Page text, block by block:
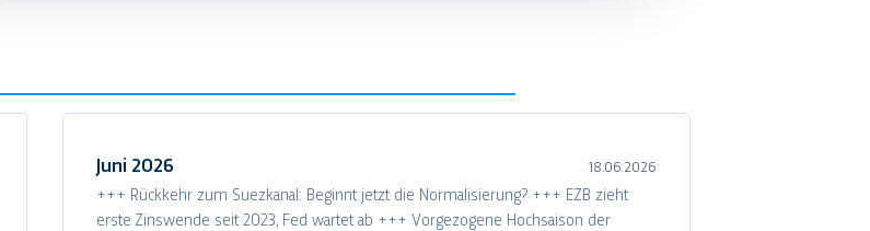
Juni 2026 18.06.2026
+++ Rückkehr zum Suezkanal: Beginnt jetzt die Normalisierung? +++ EZB zieht
erste Zinswende seit 2023, Fed wartet ab +++ Vorgezogene Hochsaison der